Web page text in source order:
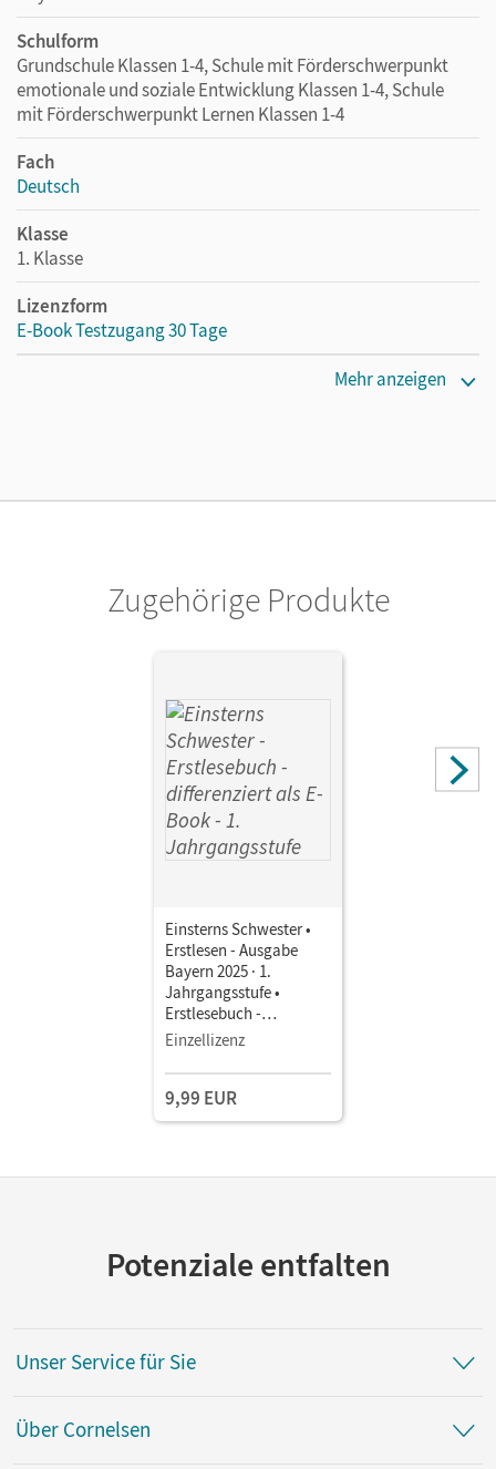
Schulform
Grundschule Klassen 1-4, Schule mit Förderschwerpunkt
emotionale und soziale Entwicklung Klassen 1-4, Schule
mit Förderschwerpunkt Lernen Klassen 1-4
Fach
Deutsch
Klasse
1. Klasse
Lizenzform
E-Book Testzugang 30 Tage
Schramm, Martina
Mehr anzeigen
Zugehörige Produkte
Einsterns Schwester •
Erstlesen - Ausgabe
Bayern 2025 · 1.
Jahrgangsstufe •
Erstlesebuch -
differenziert als E-Book
Einzellizenz
9,99 EUR
Potenziale entfalten
Unser Service für Sie
Über Cornelsen